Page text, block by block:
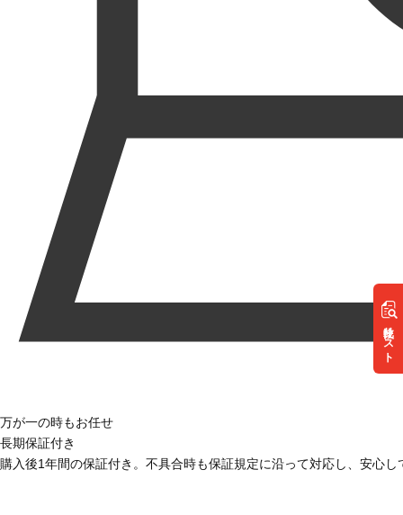
リスト
万が一の時もお任せ
長期保証付き
購入後1年間の保証付き。不具合時も保証規定に沿って対応し、安心